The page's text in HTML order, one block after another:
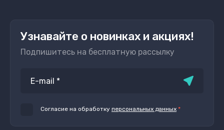
Узнавайте о новинках и акциях!
Подпишитесь на бесплатную рассылку
Согласие на обработку персональных данных *